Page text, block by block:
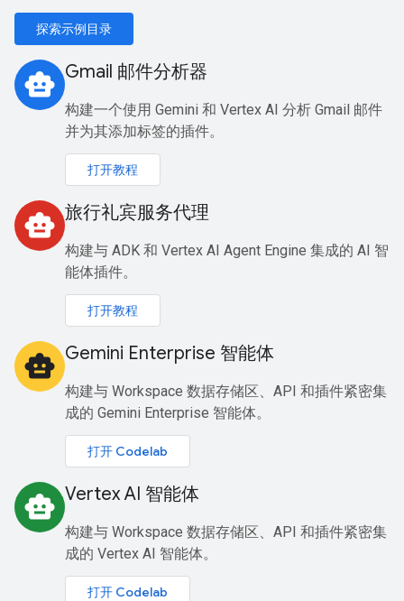
探索示例目录
smart_toy Gmail 邮件分析器
构建一个使用 Gemini 和 Vertex AI 分析 Gmail 邮件
并为其添加标签的插件。
打开教程
smart_toy 旅行礼宾服务代理
构建与 ADK 和 Vertex AI Agent Engine 集成的 AI 智
能体插件。
打开教程
smart_toy Gemini Enterprise 智能体
构建与 Workspace 数据存储区、API 和插件紧密集
成的 Gemini Enterprise 智能体。
打开 Codelab
smart_toy Vertex AI 智能体
构建与 Workspace 数据存储区、API 和插件紧密集
成的 Vertex AI 智能体。
打开 Codelab